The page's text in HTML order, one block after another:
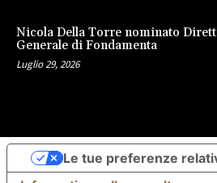
Nicola Della Torre nominato
Generale di Fondamenta
Luglio 29, 2026
Le tue preferenze